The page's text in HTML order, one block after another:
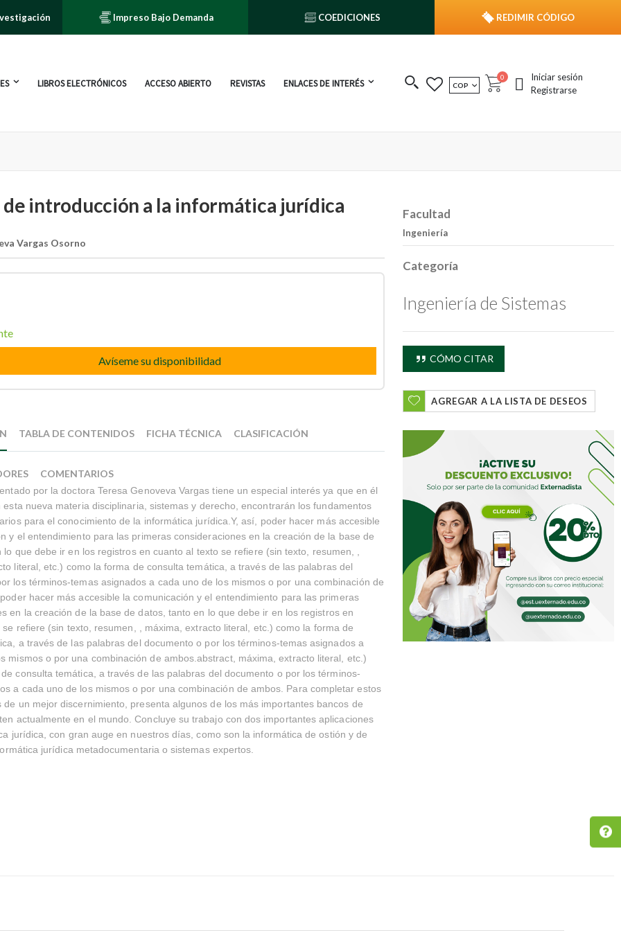
Impreso Bajo Demanda COEDICIONES REDIMIR CÓDIGO
LIBROS ELECTRÓNICOS ACCESO ABIERTO REVISTAS ENLACES DE INTERÉS MONEDA
COP Cart
0 publicacionesIniciar sesión
Registrarse
de introducción a la informática jurídica
Vargas Osorno
Avíseme su disponibilidad
por la doctora Teresa Genoveva Vargas tiene un especial interés ya que en él
esta nueva materia disciplinaria, sistemas y derecho, encontrarán los fundamentos
para el conocimiento de la informática jurídica.Y, así, poder hacer más accesible
y el entendimiento para las primeras consideraciones en la creación de la base de
lo que debe ir en los registros en cuanto al texto se refiere (sin texto, resumen, ,
literal, etc.) como la forma de consulta temática, a través de las palabras del
los términos-temas asignados a cada uno de los mismos o por una combinación de
hacer más accesible la comunicación y el entendimiento para las primeras
en la creación de la base de datos, tanto en lo que debe ir en los registros en
refiere (sin texto, resumen, , máxima, extracto literal, etc.) como la forma de
a través de las palabras del documento o por los términos-temas asignados a
mismos o por una combinación de ambos.abstract, máxima, extracto literal, etc.)
consulta temática, a través de las palabras del documento o por los términos-
a cada uno de los mismos o por una combinación de ambos. Para completar estos
de un mejor discernimiento, presenta algunos de los más importantes bancos de
actualmente en el mundo. Concluye su trabajo con dos importantes aplicaciones
jurídica, con gran auge en nuestros días, como son la informática de ostión y de
jurídica metadocumentaria o sistemas expertos.
TABLA DE CONTENIDOS FICHA TÉCNICA CLASIFICACIÓN
COMENTARIOS
Facultad
Ingeniería
Categoría
Ingeniería de Sistemas
CÓMO CITAR
AGREGAR A LA LISTA DE DESEOS